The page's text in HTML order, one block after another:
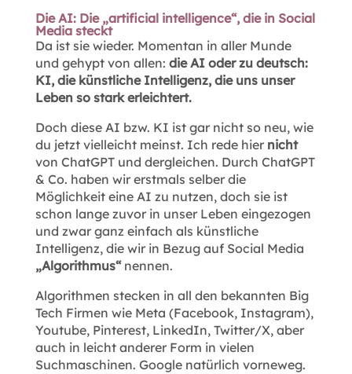
Die AI: Die „artificial intelligence“, die in Social
Media steckt
Da ist sie wieder. Momentan in aller Munde
und gehypt von allen: die AI oder zu deutsch:
KI, die künstliche Intelligenz, die uns unser
Leben so stark erleichtert.
Doch diese AI bzw. KI ist gar nicht so neu, wie
du jetzt vielleicht meinst. Ich rede hier nicht
von ChatGPT und dergleichen. Durch ChatGPT
& Co. haben wir erstmals selber die
Möglichkeit eine AI zu nutzen, doch sie ist
schon lange zuvor in unser Leben eingezogen
und zwar ganz einfach als künstliche
Intelligenz, die wir in Bezug auf Social Media
„Algorithmus“nennen.
Algorithmen stecken in all den bekannten Big
Tech Firmen wie Meta (Facebook, Instagram),
Youtube, Pinterest, LinkedIn, Twitter/X, aber
auch in leicht anderer Form in vielen
Suchmaschinen. Google natürlich vorneweg.